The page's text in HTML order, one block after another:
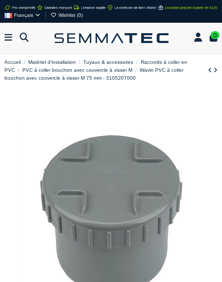
Français Wishlist (0)
0
Accueil Matériel d'installation Tuyaux & accessoires
Raccords à coller en
PVC
PVC à coller bouchon avec couvercle à visser M
Wavin PVC à coller
bouchon avec couvercle à visser M 75 mm - 3105207000